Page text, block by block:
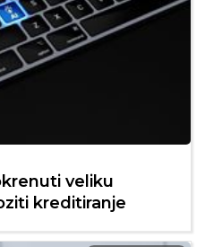
veliku
kreditiranje